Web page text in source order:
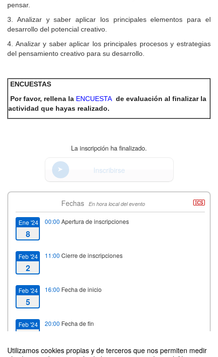
Utilizamos cookies propias y de terceros que nos permiten medir
pensar.
3. Analizar y saber aplicar los principales elementos para el
desarrollo del potencial creativo.
4. Analizar y saber aplicar los principales procesos y estrategias
del pensamiento creativo para su desarrollo.
ENCUESTAS
Por favor, rellena la ENCUESTA de evaluación al finalizar la
actividad que hayas realizado.
La inscripción ha finalizado.
Inscribirse
Fechas En hora local del evento
Ene '24
8
00:00 Apertura de inscripciones
Feb '24
2
11:00 Cierre de inscripciones
Feb '24
5
16:00 Fecha de inicio
Feb '24 20:00 Fecha de fin